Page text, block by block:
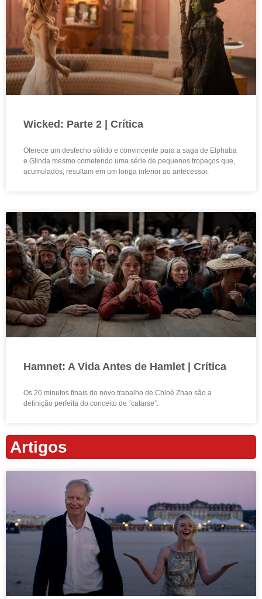
Wicked: Parte 2 | Crítica
Oferece um desfecho sólido e convincente para a saga de Elphaba
e Glinda mesmo cometendo uma série de pequenos tropeços que,
acumulados, resultam em um longa inferior ao antecessor.
Hamnet: A Vida Antes de Hamlet | Crítica
Os 20 minutos finais do novo trabalho de Chloé Zhao são a
definição perfeita do conceito de “catarse”.
Artigos